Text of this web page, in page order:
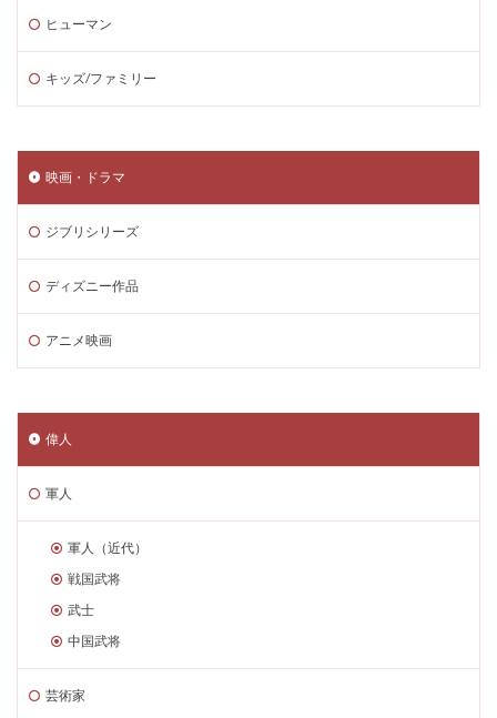
ヒューマン
キッズ/ファミリー
映画・ドラマ
ジブリシリーズ
ディズニー作品
アニメ映画
偉人
軍人
軍人（近代）
戦国武将
武士
中国武将
芸術家